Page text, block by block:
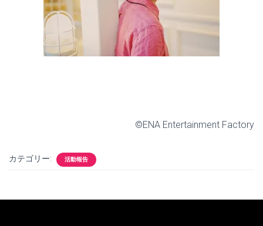
©ENA Entertainment Factory
カテゴリー: 活動報告